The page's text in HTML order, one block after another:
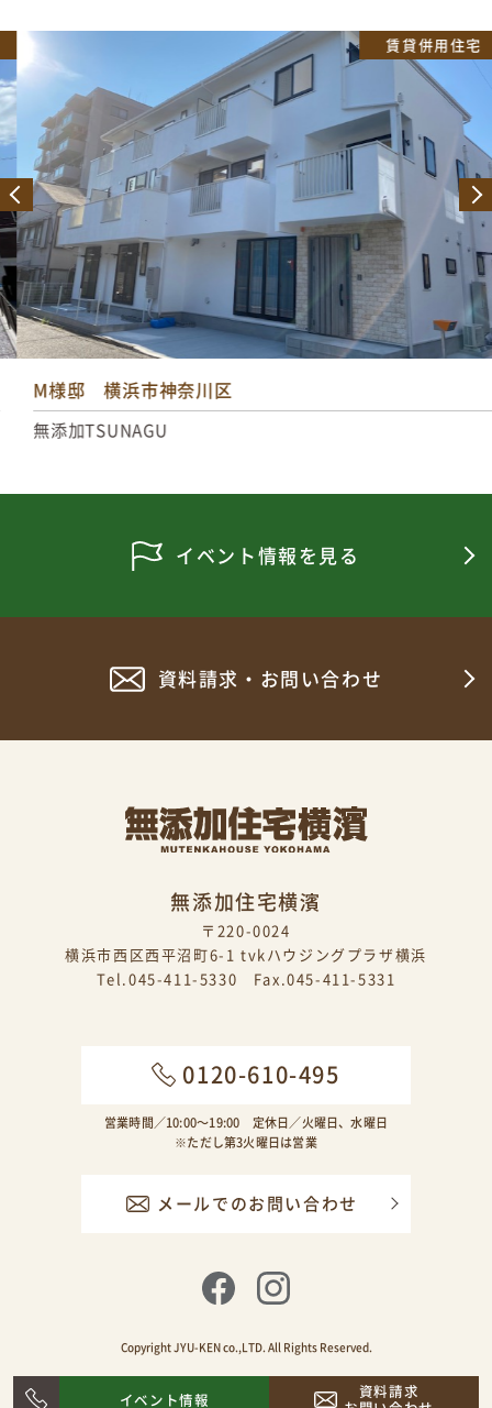
イベント情報 資料請求
賃貸併用住宅
M様邸 横浜市神奈川区
無添加TSUNAGU
イベント情報を見る
資料請求・お問い合わせ
無添加住宅横濱
〒220-0024
横浜市西区西平沼町6-1 tvkハウジングプラザ横浜
Tel.045-411-5330 Fax.045-411-5331
0120-610-495
営業時間／10:00〜19:00 定休日／火曜日、水曜日
※ただし第3火曜日は営業
メールでのお問い合わせ
Copyright JYU-KEN co.,LTD. All Rights Reserved.